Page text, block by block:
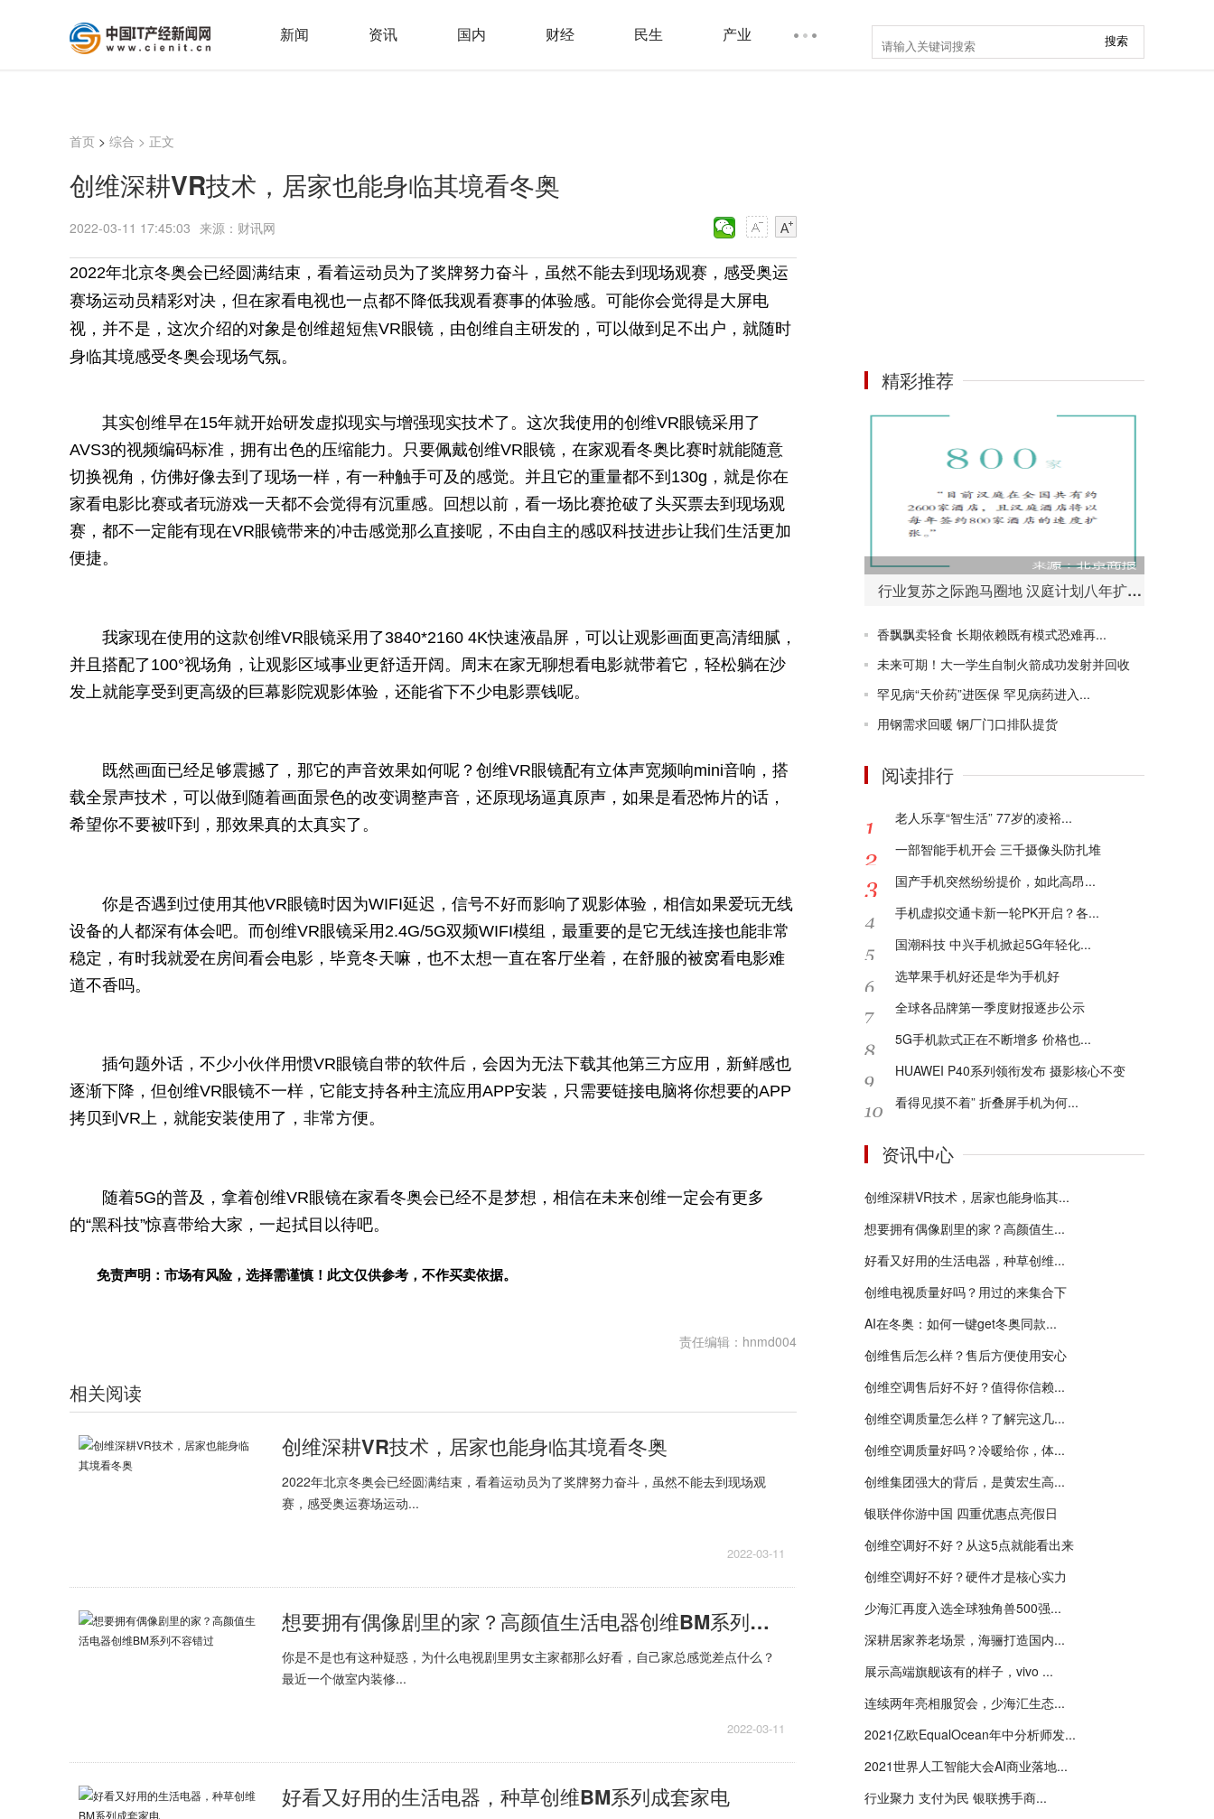
新闻 资讯 国内 财经 民生 产业 搜索
首页 > 综合 > 正文
创维深耕VR技术，居家也能身临其境看冬奥
2022-03-11 17:45:03 来源：财讯网
2022年北京冬奥会已经圆满结束，看着运动员为了奖牌努力奋斗，虽然不能去到现场观赛，感受奥运
赛场运动员精彩对决，但在家看电视也一点都不降低我观看赛事的体验感。可能你会觉得是大屏电
视，并不是，这次介绍的对象是创维超短焦VR眼镜，由创维自主研发的，可以做到足不出户，就随时
身临其境感受冬奥会现场气氛。
其实创维早在15年就开始研发虚拟现实与增强现实技术了。这次我使用的创维VR眼镜采用了
AVS3的视频编码标准，拥有出色的压缩能力。只要佩戴创维VR眼镜，在家观看冬奥比赛时就能随意
切换视角，仿佛好像去到了现场一样，有一种触手可及的感觉。并且它的重量都不到130g，就是你在
家看电影比赛或者玩游戏一天都不会觉得有沉重感。回想以前，看一场比赛抢破了头买票去到现场观
赛，都不一定能有现在VR眼镜带来的冲击感觉那么直接呢，不由自主的感叹科技进步让我们生活更加
便捷。
我家现在使用的这款创维VR眼镜采用了3840*2160 4K快速液晶屏，可以让观影画面更高清细腻，
并且搭配了100°视场角，让观影区域事业更舒适开阔。周末在家无聊想看电影就带着它，轻松躺在沙
发上就能享受到更高级的巨幕影院观影体验，还能省下不少电影票钱呢。
既然画面已经足够震撼了，那它的声音效果如何呢？创维VR眼镜配有立体声宽频响mini音响，搭
载全景声技术，可以做到随着画面景色的改变调整声音，还原现场逼真原声，如果是看恐怖片的话，
希望你不要被吓到，那效果真的太真实了。
你是否遇到过使用其他VR眼镜时因为WIFI延迟，信号不好而影响了观影体验，相信如果爱玩无线
设备的人都深有体会吧。而创维VR眼镜采用2.4G/5G双频WIFI模组，最重要的是它无线连接也能非常
稳定，有时我就爱在房间看会电影，毕竟冬天嘛，也不太想一直在客厅坐着，在舒服的被窝看电影难
道不香吗。
插句题外话，不少小伙伴用惯VR眼镜自带的软件后，会因为无法下载其他第三方应用，新鲜感也
逐渐下降，但创维VR眼镜不一样，它能支持各种主流应用APP安装，只需要链接电脑将你想要的APP
拷贝到VR上，就能安装使用了，非常方便。
随着5G的普及，拿着创维VR眼镜在家看冬奥会已经不是梦想，相信在未来创维一定会有更多
的“黑科技”惊喜带给大家，一起拭目以待吧。
免责声明：市场有风险，选择需谨慎！此文仅供参考，不作买卖依据。
责任编辑：hnmd004
相关阅读
创维深耕VR技术，居家也能身临其境看冬奥
2022年北京冬奥会已经圆满结束，看着运动员为了奖牌努力奋斗，虽然不能去到现场观
赛，感受奥运赛场运动...
2022-03-11
想要拥有偶像剧里的家？高颜值生活电器创维BM系列不容错过
你是不是也有这种疑惑，为什么电视剧里男女主家都那么好看，自己家总感觉差点什么？
最近一个做室内装修...
2022-03-11
好看又好用的生活电器，种草创维BM系列成套家电
精彩推荐
行业复苏之际跑马圈地 汉庭计划八年扩至万店
香飘飘卖轻食 长期依赖既有模式恐难再...
未来可期！大一学生自制火箭成功发射并回收
罕见病“天价药”进医保 罕见病药进入...
用钢需求回暖 钢厂门口排队提货
阅读排行
老人乐享“智生活” 77岁的凌裕...
一部智能手机开会 三千摄像头防扎堆
国产手机突然纷纷提价，如此高昂...
手机虚拟交通卡新一轮PK开启？各...
国潮科技 中兴手机掀起5G年轻化...
选苹果手机好还是华为手机好
全球各品牌第一季度财报逐步公示
5G手机款式正在不断增多 价格也...
HUAWEI P40系列领衔发布 摄影核心不变
看得见摸不着” 折叠屏手机为何...
资讯中心
创维深耕VR技术，居家也能身临其...
想要拥有偶像剧里的家？高颜值生...
好看又好用的生活电器，种草创维...
创维电视质量好吗？用过的来集合下
AI在冬奥：如何一键get冬奥同款...
创维售后怎么样？售后方便使用安心
创维空调售后好不好？值得你信赖...
创维空调质量怎么样？了解完这几...
创维空调质量好吗？冷暖给你，体...
创维集团强大的背后，是黄宏生高...
银联伴你游中国 四重优惠点亮假日
创维空调好不好？从这5点就能看出来
创维空调好不好？硬件才是核心实力
少海汇再度入选全球独角兽500强...
深耕居家养老场景，海骊打造国内...
展示高端旗舰该有的样子，vivo ...
连续两年亮相服贸会，少海汇生态...
2021亿欧EqualOcean年中分析师发...
2021世界人工智能大会AI商业落地...
行业聚力 支付为民 银联携手商...